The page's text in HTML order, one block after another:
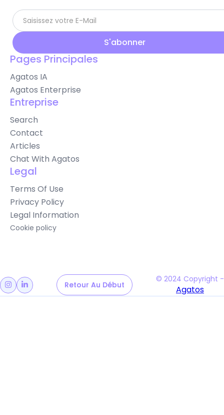
Pages Principales
Agatos IA
Agatos Enterprise
Entreprise
Search
Contact
Articles
Chat With Agatos
Legal
Terms Of Use
Privacy Policy
Legal Information
Cookie policy
© 2024 Copyright -
Agatos
  Retour Au Début
Retour Au Début